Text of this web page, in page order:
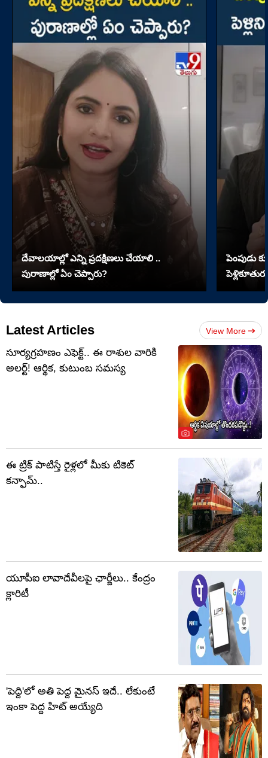
దేవాలయాల్లో ఎన్ని ప్రదక్షిణలు చేయాలి ..
పురాణాల్లో ఏం చెప్పారు?
పెంపుడు
పెళ్లికూతురు
Latest Articles View More
సూర్యగ్రహణం ఎఫెక్ట్.. ఈ రాశుల వారికి
అలర్ట్! ఆర్థిక, కుటుంబ సమస్య
ఈ ట్రిక్ పాటిస్తే రైళ్లలో మీకు టికెట్
కన్ఫామ్..
యూపీఐ లావాదేవీలపై ఛార్జీలు.. కేంద్రం
క్లారిటీ
'పెద్ది'లో అతి పెద్ద మైనస్ ఇదే.. లేకుంటే
ఇంకా పెద్ద హిట్ అయ్యేది